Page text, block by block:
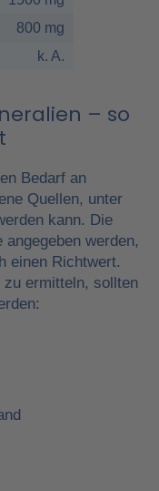
800 mg
k. A.
– so
Bedarf an
Quellen, unter
kann. Die
werden,
einen Richtwert.
zu ermitteln, sollten